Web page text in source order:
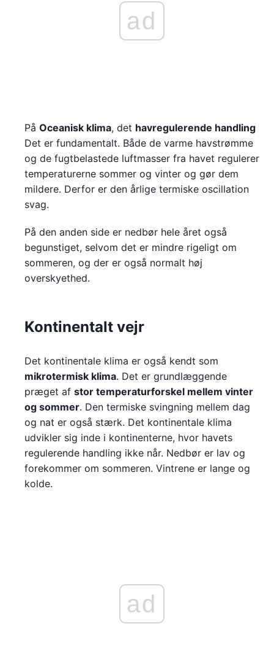
ad
På Oceanisk klima, det havregulerende handling
Det er fundamentalt. Både de varme havstrømme
og de fugtbelastede luftmasser fra havet regulerer
temperaturerne sommer og vinter og gør dem
mildere. Derfor er den årlige termiske oscillation
svag.
På den anden side er nedbør hele året også
begunstiget, selvom det er mindre rigeligt om
sommeren, og der er også normalt høj
overskyethed.
Kontinentalt vejr
Det kontinentale klima er også kendt som
mikrotermisk klima. Det er grundlæggende
præget af stor temperaturforskel mellem vinter
og sommer. Den termiske svingning mellem dag
og nat er også stærk. Det kontinentale klima
udvikler sig inde i kontinenterne, hvor havets
regulerende handling ikke når. Nedbør er lav og
forekommer om sommeren. Vintrene er lange og
kolde.
ad